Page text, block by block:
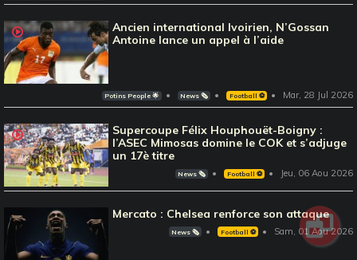
Ancien international Ivoirien, N’Gossan
Antoine lance un appel à l’aide
Potins People 🌟 News 🗞️ Football ⚽️ Mar, 28 Jul 2026
Supercoupe Félix Houphouët-Boigny :
l’ASEC Mimosas domine le COK et s’adjuge
un 17è titre
News 🗞️ Football ⚽️ Jeu, 06 Aou 2026
Mercato : Chelsea renforce son attaque
News 🗞️ Football ⚽️ Sam, 01 Aou 2026